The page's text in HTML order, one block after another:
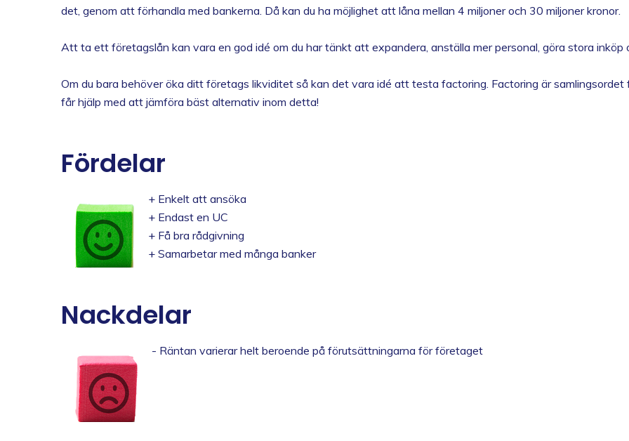
det, genom att förhandla med bankerna. Då kan du ha möjlighet att låna mellan 4 miljoner och 30 miljoner kronor.
Att ta ett företagslån kan vara en god idé om du har tänkt att expandera, anställa mer personal, göra stora inköp
Om du bara behöver öka ditt företags likviditet så kan det vara idé att testa factoring. Factoring är
får hjälp med att jämföra bäst alternativ inom detta!
Fördelar
+ Enkelt att ansöka
+ Endast en UC
+ Få bra rådgivning
+ Samarbetar med många banker
Nackdelar
- Räntan varierar helt beroende på förutsättningarna för företaget